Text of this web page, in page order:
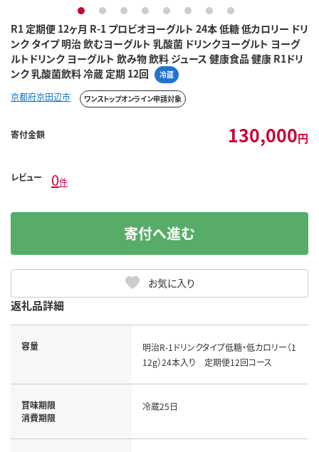
R1 定期便 12ヶ月 R-1 プロビオヨーグルト 24本 低糖 低カロリー ドリ
ンク タイプ 明治 飲むヨーグルト 乳酸菌 ドリンクヨーグルト ヨーグ
ルトドリンク ヨーグルト 飲み物 飲料 ジュース 健康食品 健康 R1ドリ
ンク 乳酸菌飲料 冷蔵 定期 12回
冷蔵
1 2 3 4 5 6 7 8
京都府京田辺市 ワンストップオンライン申請対象
寄付金額 130,000円
レビュー 0件
お気に入り
寄付へ進む
返礼品詳細
容量
明治R-1ドリンクタイプ低糖・低カロリー（1
12g）24本入り 定期便12回コース
賞味期限
消費期限
冷蔵25日